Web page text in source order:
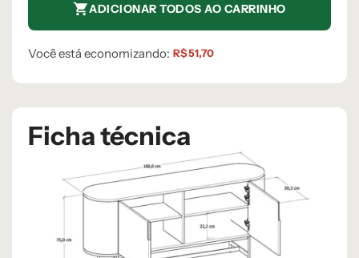
ADICIONAR TODOS AO CARRINHO
Você está economizando: R$51,70
Ficha técnica